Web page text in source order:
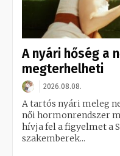
A nyári hőség a
megterhelheti
2026.08.08.
A tartós nyári meleg
női hormonrendszer
hívja fel a figyelmet a
szakemberek...